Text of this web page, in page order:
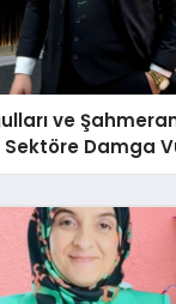
ve
Sektöre Damga